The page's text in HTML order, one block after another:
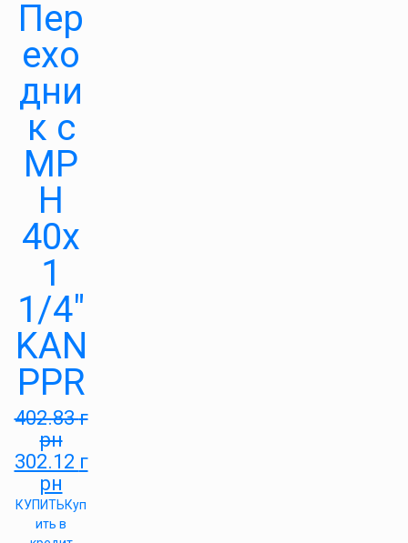
Пер
ехо
дни
к с
МР
Н
40х
1
1/4″
KAN
PPR
402.83г
рн
302.12 г
рн
КУПИТЬКуп
ить в